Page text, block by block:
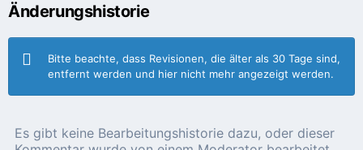
Änderungshistorie
Bitte beachte, dass Revisionen, die älter als 30 Tage sind,
entfernt werden und hier nicht mehr angezeigt werden.
Es gibt keine Bearbeitungshistorie dazu, oder dieser